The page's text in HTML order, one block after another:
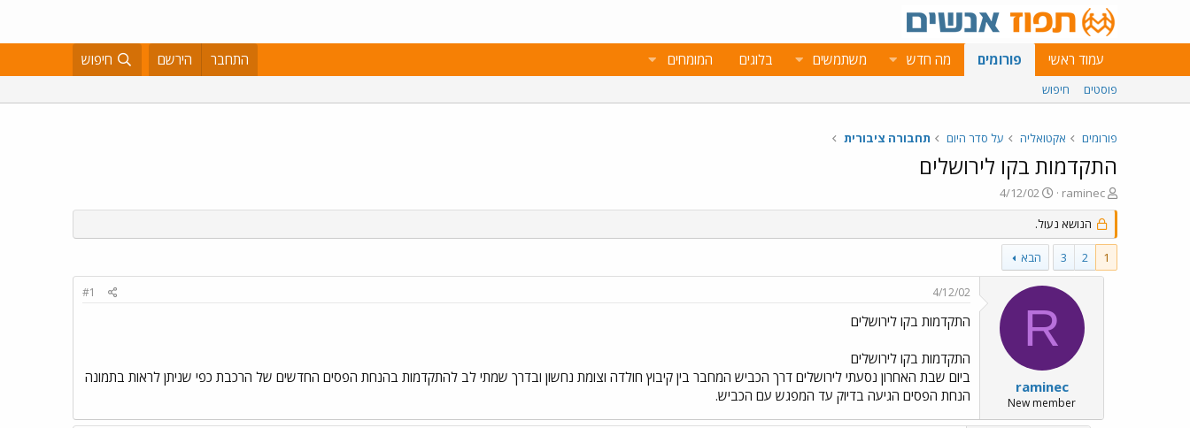
עמוד ראשי פורומים מה חדש משתמשים בלוגים המומחים התחבר הירשם חיפוש
פוסטים חיפוש
פורומים אקטואליה על סדר היום תחבורה ציבורית
התקדמות בקו לירושלים
פ
ו
ת
ח
ה
נ
raminec
פ
ו
ר
ס
ם
ב
ת
ר
י
4/12/02
הנושא נעול.
1
2
3 הבא
R
raminec
New member
4/12/02
#1
התקדמות בקו לירושלים
התקדמות בקו לירושלים
ביום שבת האחרון נסעתי לירושלים דרך הכביש המחבר בין קיבוץ חולדה וצומת נחשון ובדרך שמתי לב להתקדמות בהנחת הפסים החדשים של הרכבת כפי שניתן לראות בתמונה
הנחת הפסים הגיעה בדיוק עד המפגש עם הכביש.